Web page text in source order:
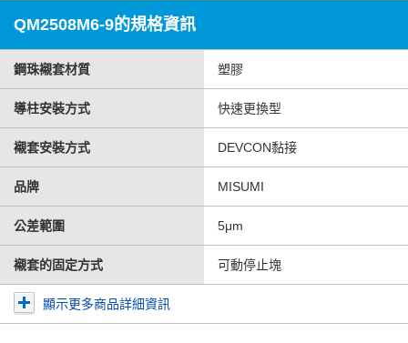
QM2508M6-9的規格資訊
鋼珠襯套材質 塑膠
導柱安裝方式 快速更換型
襯套安裝方式 DEVCON黏接
品牌 MISUMI
公差範圍 5μm
襯套的固定方式 可動停止塊
顯示更多商品詳細資訊